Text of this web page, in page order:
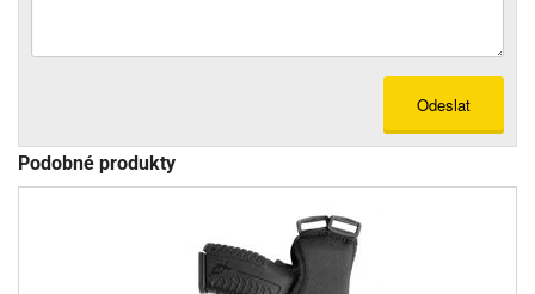
Odeslat
Podobné produkty